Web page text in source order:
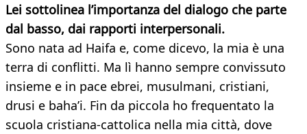
Lei sottolinea l’importanza del dialogo che parte
dal basso, dai rapporti interpersonali.
Sono nata ad Haifa e, come dicevo, la mia è una
terra di conflitti. Ma lì hanno sempre convissuto
insieme e in pace ebrei, musulmani, cristiani,
drusi e baha’i. Fin da piccola ho frequentato la
scuola cristiana-cattolica nella mia città, dove